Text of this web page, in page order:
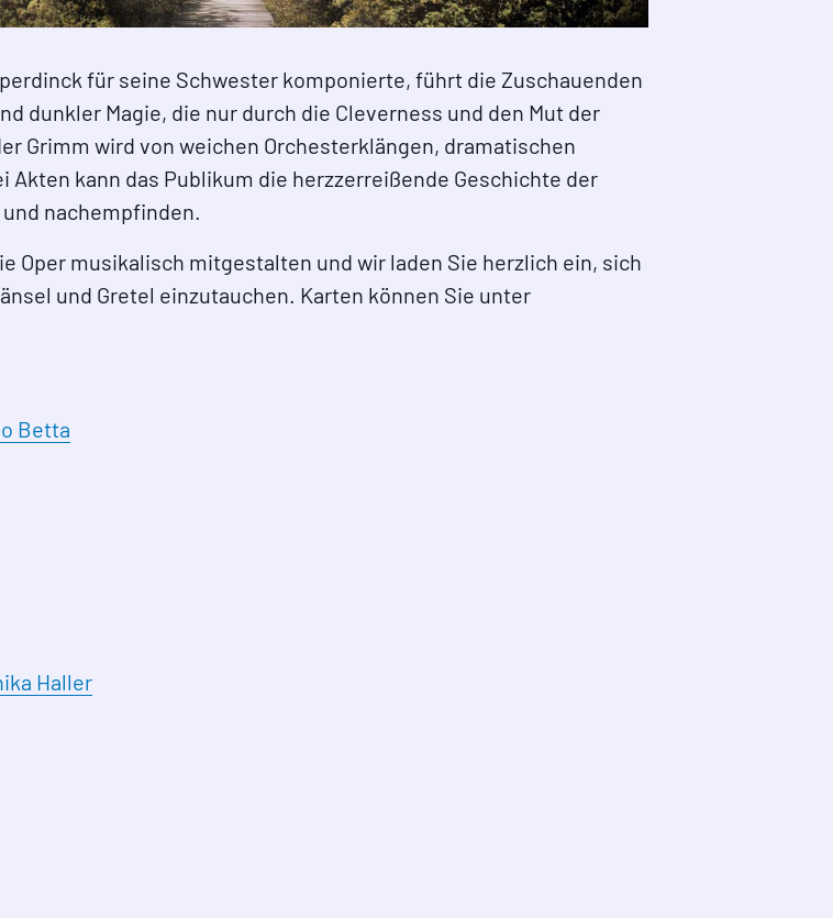
für seine Schwester komponierte, führt die Zuschauenden
dunkler Magie, die nur durch die Cleverness und den Mut der
Grimm wird von weichen Orchesterklängen, dramatischen
Akten kann das Publikum die herzzerreißende Geschichte der
nachempfinden.
Oper musikalisch mitgestalten und wir laden Sie herzlich ein, sich
und Gretel einzutauchen. Karten können Sie unter
Betta
Haller